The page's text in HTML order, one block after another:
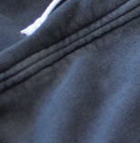
ご注意事項：製品
る状態です。着用
み、身体に馴染ん
め上がりのお色や
めご了承ください
少のゆがみや擦れ
どは製品の特徴で
みください。